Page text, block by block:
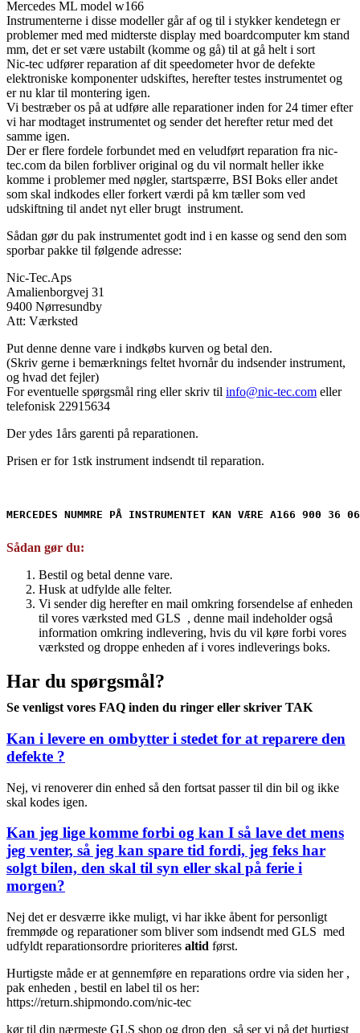
Mercedes ML model w166
Instrumenterne i disse modeller går af og til i stykker kendetegn er
problemer med med midterste display med boardcomputer km stand
mm, det er set være ustabilt (komme og gå) til at gå helt i sort
Nic-tec udfører reparation af dit speedometer hvor de defekte
elektroniske komponenter udskiftes, herefter testes instrumentet og
er nu klar til montering igen.
Vi bestræber os på at udføre alle reparationer inden for 24 timer efter
vi har modtaget instrumentet og sender det herefter retur med det
samme igen.
Der er flere fordele forbundet med en veludført reparation fra nic-
tec.com da bilen forbliver original og du vil normalt heller ikke
komme i problemer med nøgler, startspærre, BSI Boks eller andet
som skal indkodes eller forkert værdi på km tæller som ved
udskiftning til andet nyt eller brugt instrument.
Sådan gør du pak instrumentet godt ind i en kasse og send den som
sporbar pakke til følgende adresse:
Nic-Tec.Aps
Amalienborgvej 31
9400 Nørresundby
Att: Værksted
Put denne denne vare i indkøbs kurven og betal den.
(Skriv gerne i bemærknings feltet hvornår du indsender instrument,
og hvad det fejler)
For eventuelle spørgsmål ring eller skriv til info@nic-tec.com eller
telefonisk 22915634
Der ydes 1års garenti på reparationen.
Prisen er for 1stk instrument indsendt til reparation.
MERCEDES NUMMRE PÅ INSTRUMENTET KAN VÆRE A166 900
Sådan gør du:
Bestil og betal denne vare.
Husk at udfylde alle felter.
Vi sender dig herefter en mail omkring forsendelse af enheden
til vores værksted med GLS , denne mail indeholder også
information omkring indlevering, hvis du vil køre forbi vores
værksted og droppe enheden af i vores indleverings boks.
Har du spørgsmål?
Se venligst vores FAQ inden du ringer eller skriver TAK
Kan i levere en ombytter i stedet for at reparere den
defekte ?
Nej, vi renoverer din enhed så den fortsat passer til din bil og ikke
skal kodes igen.
Kan jeg lige komme forbi og kan I så lave det mens
jeg venter, så jeg kan spare tid fordi, jeg feks har
solgt bilen, den skal til syn eller skal på ferie i
morgen?
Nej det er desværre ikke muligt, vi har ikke åbent for personligt
fremmøde og reparationer som bliver som indsendt med GLS med
udfyldt reparationsordre prioriteres altid først.
Hurtigste måde er at gennemføre en reparations ordre via siden her ,
pak enheden , bestil en label til os her:
https://return.shipmondo.com/nic-tec
kør til din nærmeste GLS shop og drop den så ser vi på det hurtigst